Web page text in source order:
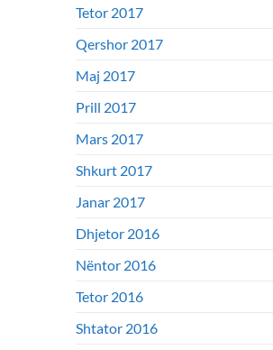
Tetor 2017
Qershor 2017
Maj 2017
Prill 2017
Mars 2017
Shkurt 2017
Janar 2017
Dhjetor 2016
Nëntor 2016
Tetor 2016
Shtator 2016